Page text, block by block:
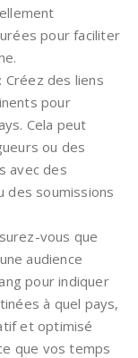
pour faciliter
: Créez des liens
pour
Cela peut
ou des
avec des
des soumissions
vous que
audience
pour indiquer
à quel pays,
et optimisé
que vos temps